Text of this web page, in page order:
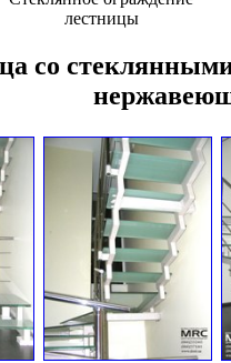
лестницы
со